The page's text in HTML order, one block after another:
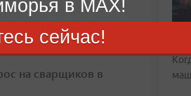
на сварщиков в
в MAX!
сейчас!